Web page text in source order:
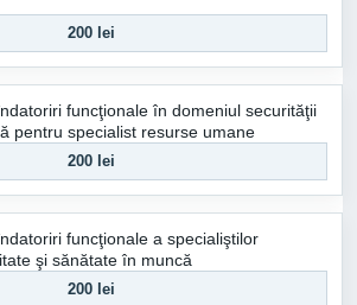
200 lei
funcţionale în domeniul securităţii
pentru specialist resurse umane
200 lei
funcţionale a specialiştilor
şi sănătate în muncă
200 lei